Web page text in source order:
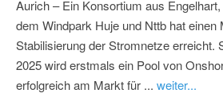
Aurich – Ein Konsortium aus
dem Windpark Huje und Nttb hat einen
Stabilisierung der Stromnetze erreicht.
2025 wird erstmals ein Pool von
erfolgreich am Markt für ... weiter...